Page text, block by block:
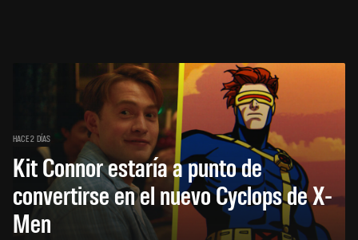
HACE 2 DÍAS
Kit Connor estaría a punto de
convertirse en el nuevo Cyclops de X-
Men